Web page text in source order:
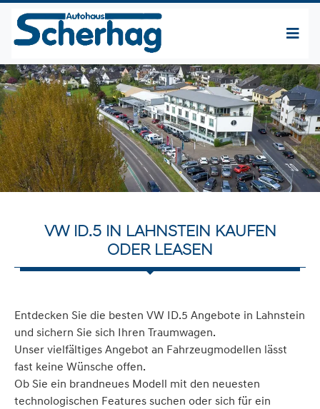
VW ID.5 IN LAHNSTEIN KAUFEN
ODER LEASEN
Entdecken Sie die besten VW ID.5 Angebote in Lahnstein
und sichern Sie sich Ihren Traumwagen.
Unser vielfältiges Angebot an Fahrzeugmodellen lässt
fast keine Wünsche offen.
Ob Sie ein brandneues Modell mit den neuesten
technologischen Features suchen oder sich für ein